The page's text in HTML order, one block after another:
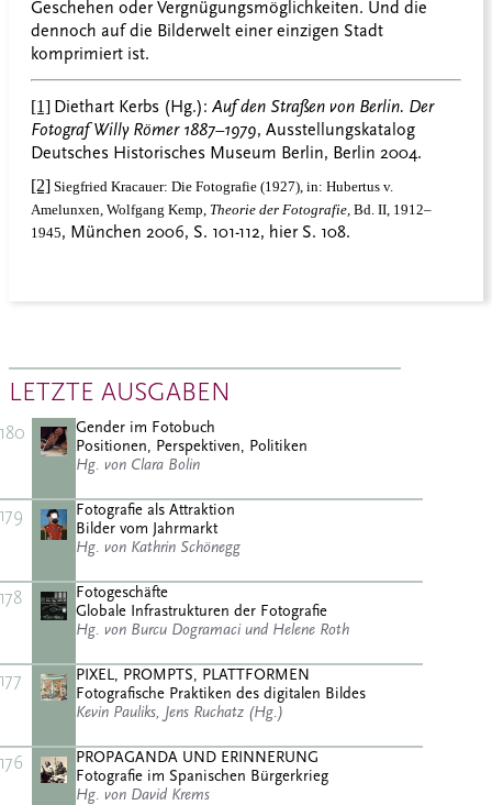
Geschehen oder Vergnügungsmöglichkeiten. Und die
dennoch auf die Bilderwelt einer einzigen Stadt
komprimiert ist.
[1] Diethart Kerbs (Hg.): Auf den Straßen von Berlin. Der
Fotograf Willy Römer 1887–1979, Ausstellungskatalog
Deutsches Historisches Museum Berlin, Berlin 2004.
[2] Siegfried Kracauer: Die Fotografie (1927), in: Hubertus v.
Amelunxen, Wolfgang Kemp, Theorie der Fotografie, Bd. II, 1912–
1945, München 2006, S. 101-112, hier S. 108.
LETZTE AUSGABEN
180
Gender im Fotobuch
Positionen, Perspektiven, Politiken
Hg. von Clara Bolin
179
Fotografie als Attraktion
Bilder vom Jahrmarkt
Hg. von Kathrin Schönegg
178
Fotogeschäfte
Globale Infrastrukturen der Fotografie
Hg. von Burcu Dogramaci und Helene Roth
177
PIXEL, PROMPTS, PLATTFORMEN
Fotografische Praktiken des digitalen Bildes
Kevin Pauliks, Jens Ruchatz (Hg.)
176
PROPAGANDA UND ERINNERUNG
Fotografie im Spanischen Bürgerkrieg
Hg. von David Krems